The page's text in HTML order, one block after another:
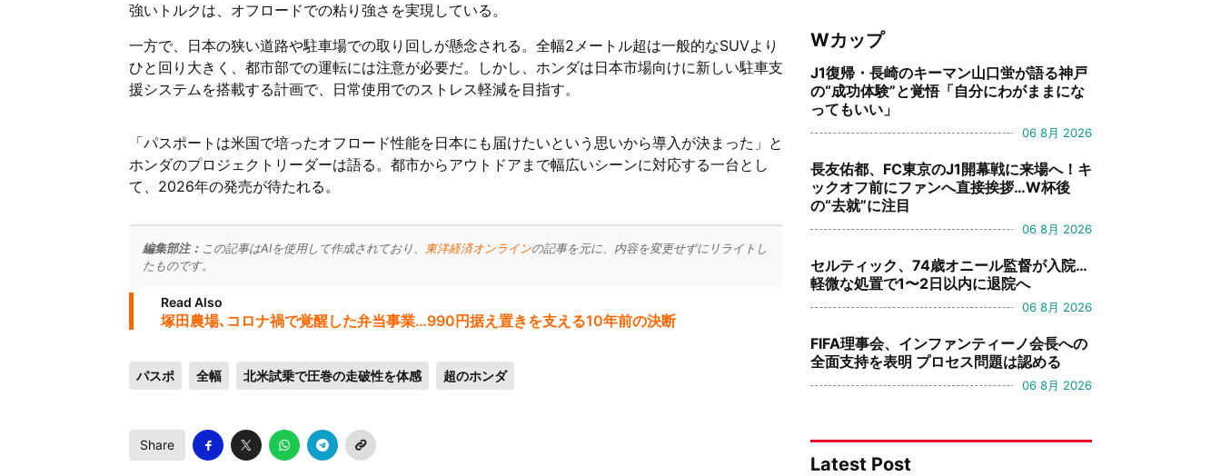
強いトルクは、オフロードでの粘り強さを実現している。
一方で、日本の狭い道路や駐車場での取り回しが懸念される。全幅2メートル超は一般的なSUVより
ひと回り大きく、都市部での運転には注意が必要だ。しかし、ホンダは日本市場向けに新しい駐車支
援システムを搭載する計画で、日常使用でのストレス軽減を目指す。
「パスポートは米国で培ったオフロード性能を日本にも届けたいという思いから導入が決まった」と
ホンダのプロジェクトリーダーは語る。都市からアウトドアまで幅広いシーンに対応する一台とし
て、2026年の発売が待たれる。
編集部注： この記事はAIを使用して作成されており、 東洋経済オンラインの記事を元に、内容を変更せずにリライトし
たものです。
Read Also
塚田農場､コロナ禍で覚醒した弁当事業…990円据え置きを支える10年前の決断
パスポ 全幅 北米試乗で圧巻の走破性を体感 超のホンダ
Share
Wカップ
J1復帰・長崎のキーマン山口蛍が語る神戸
の“成功体験”と覚悟「自分にわがままにな
ってもいい」
06 8月 2026
長友佑都、FC東京のJ1開幕戦に来場へ！キ
ックオフ前にファンへ直接挨拶…W杯後
の“去就”に注目
06 8月 2026
セルティック、74歳オニール監督が入院…
軽微な処置で1〜2日以内に退院へ
06 8月 2026
FIFA理事会、インファンティーノ会長への
全面支持を表明 プロセス問題は認める
06 8月 2026
Latest Post